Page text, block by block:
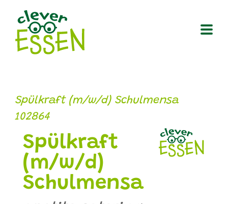
Inhalt
springen
Spülkraft (m/w/d) Schulmensa
102864
Spülkraft
(m/w/d)
Schulmensa